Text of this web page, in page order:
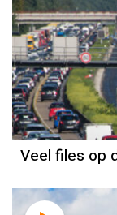
Veel files op